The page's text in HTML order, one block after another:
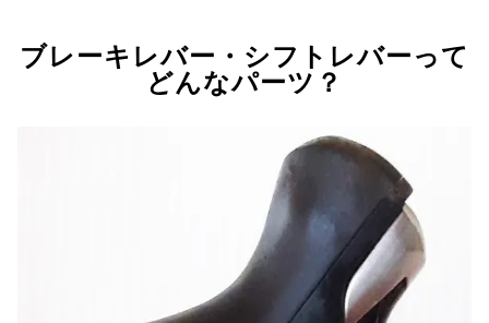
ブレーキレバー・シフトレバーって
どんなパーツ？